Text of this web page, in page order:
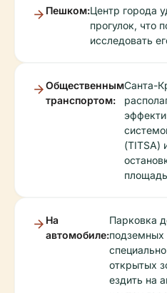
Пешком:Центр города
прогулок, что
исследовать
Общественным
транспортом:
Санта-
(TITSA)
На
автомобиле:
Парковка
подземных
открытых
ездить на